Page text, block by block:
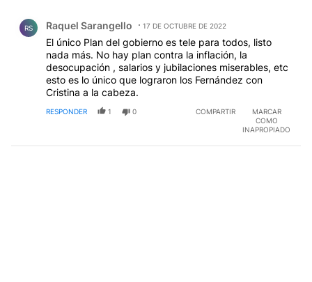
RS Raquel Sarangello 17 DE OCTUBRE DE 2022
El único Plan del gobierno es tele para todos, listo
nada más. No hay plan contra la inflación, la
desocupación , salarios y jubilaciones miserables, etc
esto es lo único que lograron los Fernández con
Cristina a la cabeza.
RESPONDER 1 0 COMPARTIR
MARCAR
COMO
INAPROPIADO